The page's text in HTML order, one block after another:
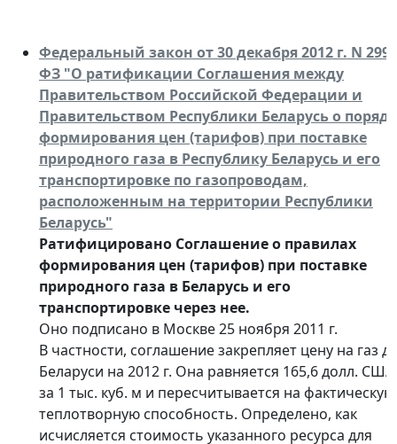
Федеральный закон от 30 декабря 2012 г. N 299-
ФЗ "О ратификации Соглашения между
Правительством Российской Федерации и
Правительством Республики Беларусь о
формирования цен (тарифов) при поставке
природного газа в Республику Беларусь и его
транспортировке по газопроводам,
расположенным на территории Республики
Беларусь"
Ратифицировано Соглашение о правилах
формирования цен (тарифов) при поставке
природного газа в Беларусь и его
транспортировке через нее.
Оно подписано в Москве 25 ноября 2011 г.
В частности, соглашение закрепляет цену на газ
Беларуси на 2012 г. Она равняется 165,6 долл. США
за 1 тыс. куб. м и пересчитывается на фактическую
теплотворную способность. Определено, как
исчисляется стоимость указанного ресурса для